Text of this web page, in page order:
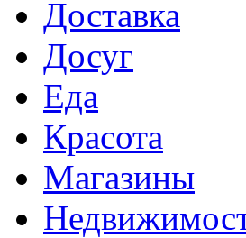
Доставка
Досуг
Еда
Красота
Магазины